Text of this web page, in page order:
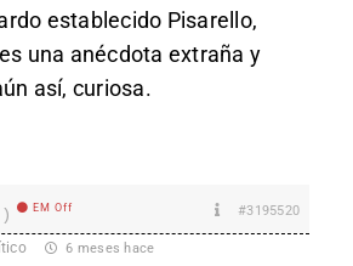
establecido Pisarello,
una anécdota extraña y
así, curiosa.
EM Off #3195520
6 meses hace